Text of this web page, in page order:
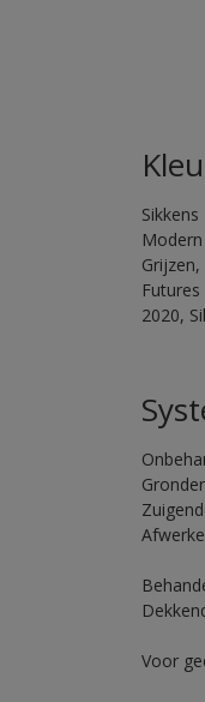
2020,
Voor